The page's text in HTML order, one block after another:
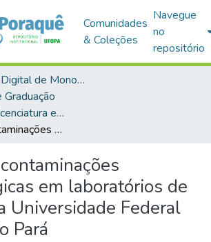
Comunidades
& Coleções
Navegue
no
repositório
Biblioteca Digital de Monografias (BDM)
ICED - TCC - Licenciatura em Ciências Biológicas
Análise de contaminações microbiológicas em laboratórios de pesquisa da Universidade Federal do Oeste do Pará
em laboratórios de
Universidade Federal
Pará